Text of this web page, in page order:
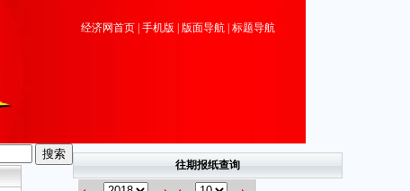
经济网首页 手机版 版面导航 标题导航
往期报纸查询